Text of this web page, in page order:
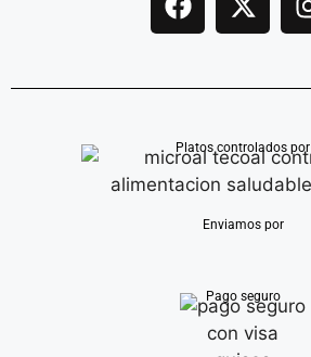
Platos controlados por
Enviamos por
Pago seguro